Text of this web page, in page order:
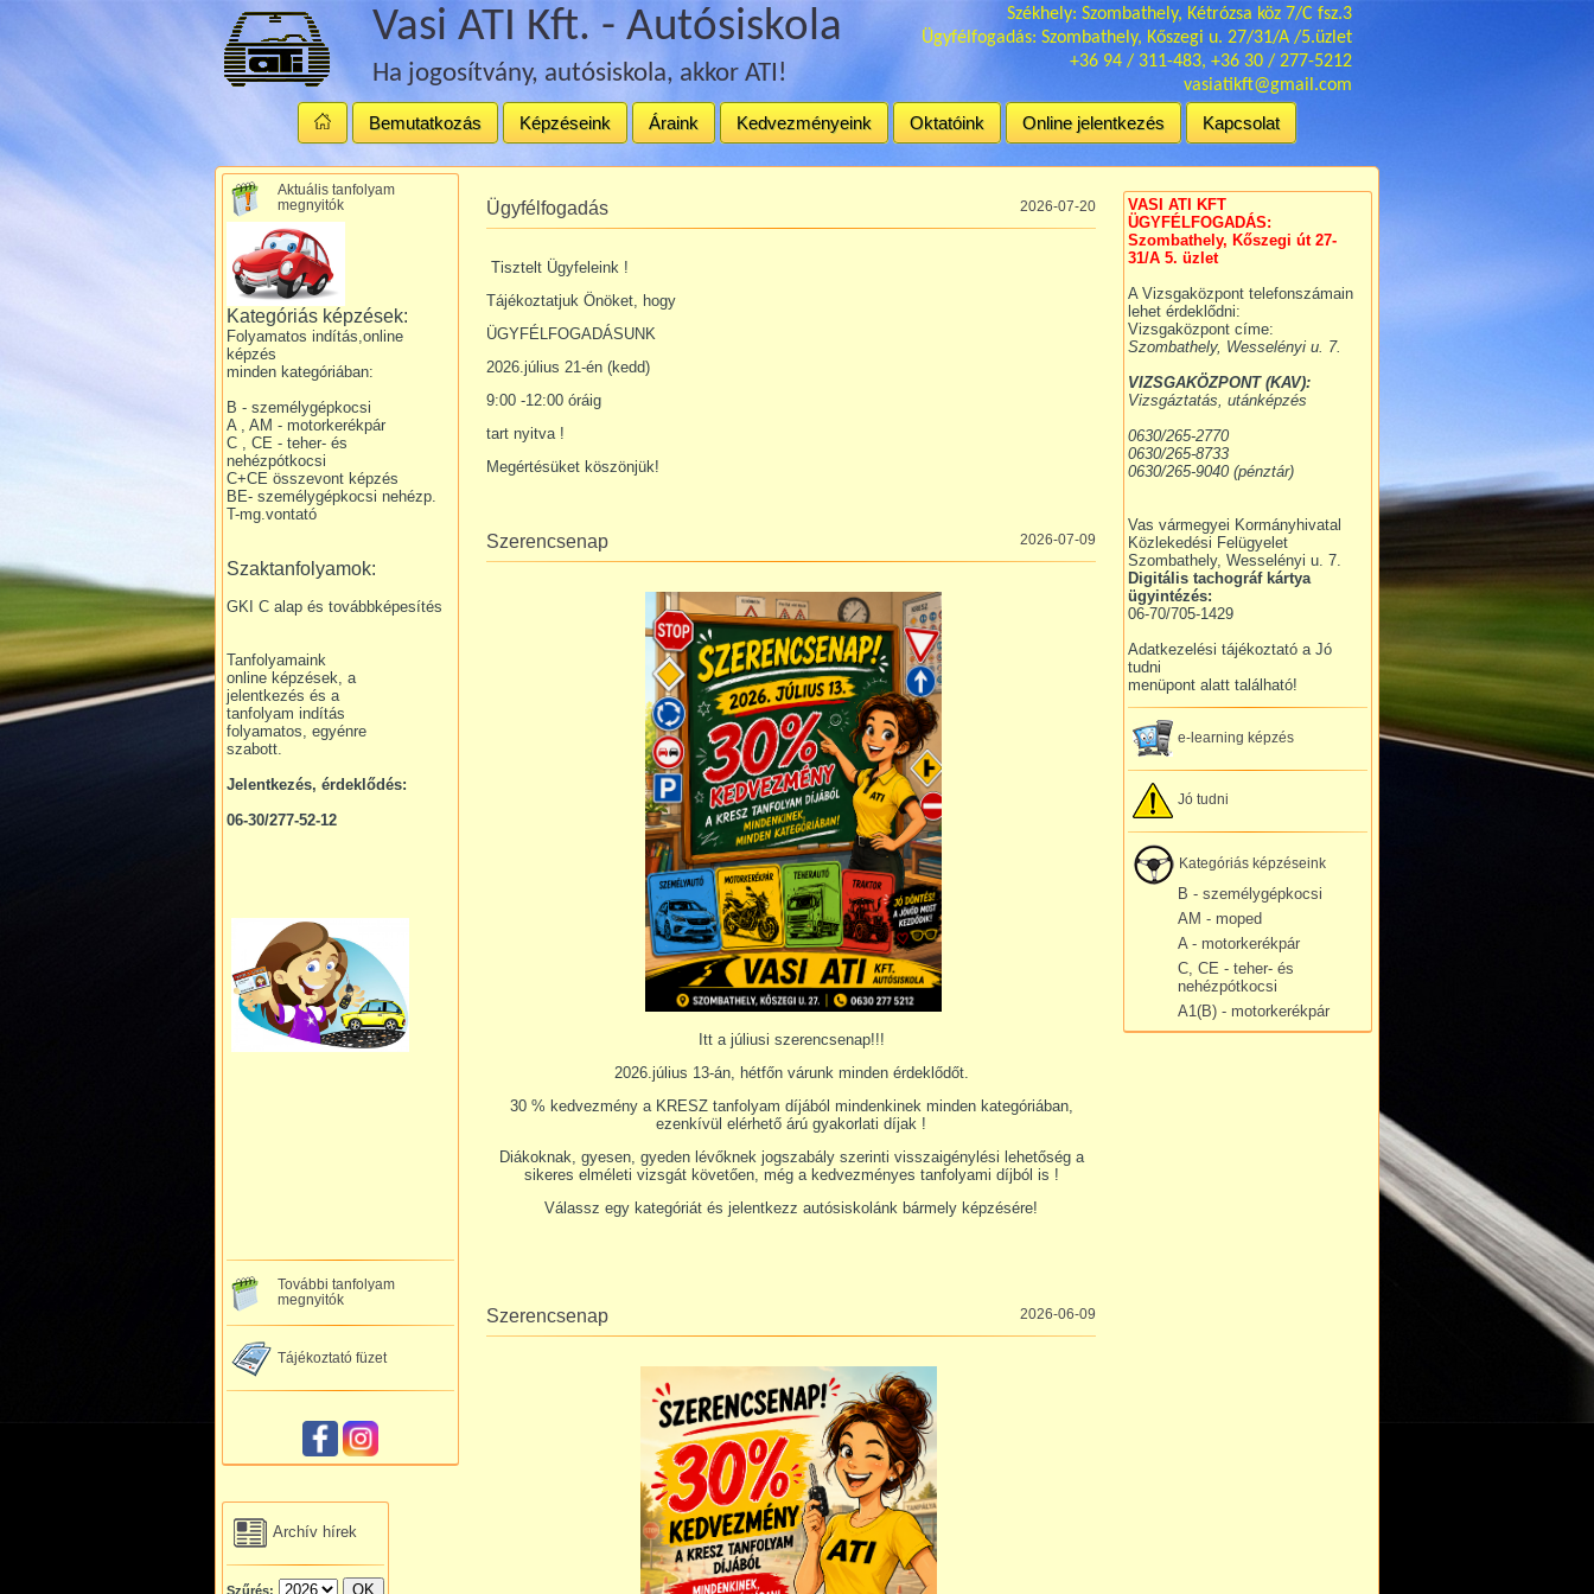
Vasi ATI Kft. - Autósiskola
Ha jogosítvány, autósiskola, akkor ATI!
Székhely: Szombathely, Kétrózsa köz 7/C fsz.3
Ügyfélfogadás: Szombathely, Kőszegi u. 27/31/A /5.üzlet
+36 94 / 311-483, +36 30 / 277-5212
vasiatikft@gmail.com
Bemutatkozás Képzéseink Áraink Kedvezményeink Oktatóink Online jelentkezés Kapcsolat
Aktuális tanfolyam
megnyitók
Kategóriás képzések:
Folyamatos indítás,online
képzés
minden kategóriában:
B - személygépkocsi
A , AM - motorkerékpár
C , CE - teher- és
nehézpótkocsi
C+CE összevont képzés
BE- személygépkocsi nehézp.
T-mg.vontató
Szaktanfolyamok:
GKI C alap és továbbképesítés
Tanfolyamaink
online képzések, a
jelentkezés és a
tanfolyam indítás
folyamatos, egyénre
szabott.
Jelentkezés, érdeklődés:
06-30/277-52-12
További tanfolyam
megnyitók
Tájékoztató füzet
Archív hírek
Szűrés:
Ügyfélfogadás 2026-07-20
Tisztelt Ügyfeleink !
Tájékoztatjuk Önöket, hogy
ÜGYFÉLFOGADÁSUNK
2026.július 21-én (kedd)
9:00 -12:00 óráig
tart nyitva !
Megértésüket köszönjük!
Szerencsenap 2026-07-09
Itt a júliusi szerencsenap!!!
2026.július 13-án, hétfőn várunk minden érdeklődőt.
30 % kedvezmény a KRESZ tanfolyam díjából mindenkinek minden kategóriában,
ezenkívül elérhető árú gyakorlati díjak !
Diákoknak, gyesen, gyeden lévőknek jogszabály szerinti visszaigénylési lehetőség a
sikeres elméleti vizsgát követően, még a kedvezményes tanfolyami díjból is !
Válassz egy kategóriát és jelentkezz autósiskolánk bármely képzésére!
Szerencsenap 2026-06-09
VASI ATI KFT
ÜGYFÉLFOGADÁS:
Szombathely, Kőszegi út 27-
31/A 5. üzlet
A Vizsgaközpont telefonszámain
lehet érdeklődni:
Vizsgaközpont címe:
Szombathely, Wesselényi u. 7.
VIZSGAKÖZPONT (KAV):
Vizsgáztatás, utánképzés
0630/265-2770
0630/265-8733
0630/265-9040 (pénztár)
Vas vármegyei Kormányhivatal
Közlekedési Felügyelet
Szombathely, Wesselényi u. 7.
Digitális tachográf kártya
ügyintézés:
06-70/705-1429
Adatkezelési tájékoztató a Jó
tudni
menüpont alatt található!
e-learning képzés
Jó tudni
Kategóriás képzéseink
B - személygépkocsi
AM - moped
A - motorkerékpár
C, CE - teher- és
nehézpótkocsi
A1(B) - motorkerékpár